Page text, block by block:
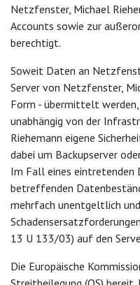
Netzfenster, Michael
Accounts sowie zur
berechtigt.
Soweit Daten an
Server von Netzfenster,
Form - übermittelt
unabhängig von der
Riehemann eigene
dabei um Backupserver
Im Fall eines eintretenden
betreffenden
mehrfach unentgeltlich
13 U 133/03) auf den
Die Europäische